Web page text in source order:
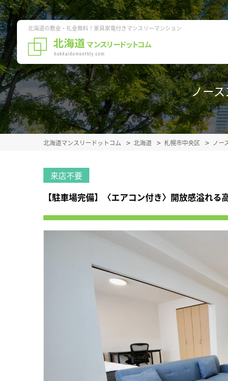
北海道の敷金・礼金無料！家具家電付きマンスリーマンション
ノー
北海道マンスリードットコム 北海道 札幌市中央区 ノー
来店不要
【駐車場完備】〈エアコン付き〉開放感溢れ